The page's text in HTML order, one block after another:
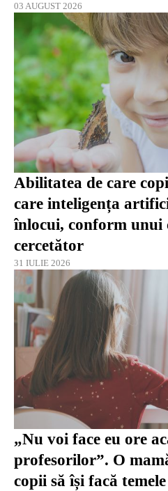
03 AUGUST 2026
Abilitatea de care
care inteligența
înlocui, conform
cercetător
31 IULIE 2026
„Nu voi face eu ore
profesorilor”. O
copii să își facă